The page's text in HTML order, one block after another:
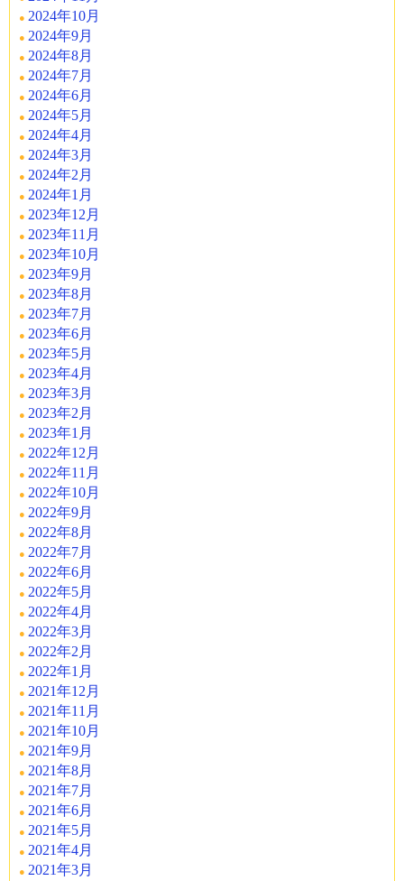
2024年10月
2024年9月
2024年8月
2024年7月
2024年6月
2024年5月
2024年4月
2024年3月
2024年2月
2024年1月
2023年12月
2023年11月
2023年10月
2023年9月
2023年8月
2023年7月
2023年6月
2023年5月
2023年4月
2023年3月
2023年2月
2023年1月
2022年12月
2022年11月
2022年10月
2022年9月
2022年8月
2022年7月
2022年6月
2022年5月
2022年4月
2022年3月
2022年2月
2022年1月
2021年12月
2021年11月
2021年10月
2021年9月
2021年8月
2021年7月
2021年6月
2021年5月
2021年4月
2021年3月